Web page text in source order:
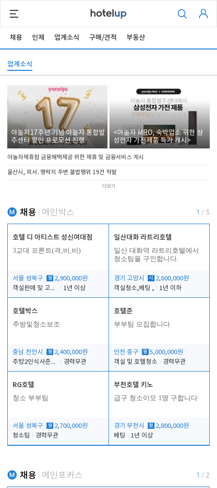
채용 인재 업계소식 구매/견적 부동산
업계소식
야놀자17주년 기념 야놀자 통합발
주센터 할인 프로모션 진행
<야놀자 MRO, 숙박업소 위한 삼
성전자 가전제품 특가 개시>
야놀자제휴점 금융혜택제공 위한 제휴 및 금융서비스 게시
울산시, 피서․행락지 주변 불법행위 19건 적발
더보기
채용 메인박스 1 / 5
호텔 디 아티스트 성신여대점
3교대 프론트(격,비,비)
서울 성북구 월 2,900,000원
객실판매 및 고객응대
1년 이상
일산대화 라트리호텔
일산 대화역 라트리호텔에서
청소팀을 구인합니다.
경기 고양시 시
2,600,000원
객실청소,베팅 ,
1년 이하
호텔박스
주방및청소보조
충남 천안시 월 2,400,000원
주방2인식사준비및청소린렌보조
경력무관
호텔준
부부팀 모집합니다.
인천 중구 월 5,000,000원
객실 및 호텔청소
경력무관
RG호텔
청소 부부팀
서울 성북구 월 2,700,000원
청소팀
경력무관
부천호텔 키노
급구 청소이모 1명 구합니다.
경기 부천시 월 2,800,000원
베팅
1년 이상
채용 메인포커스 1 / 2